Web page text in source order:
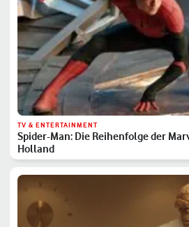
TV & ENTERTAINMENT
Spider-Man: Die Reihenfolge der
Holland